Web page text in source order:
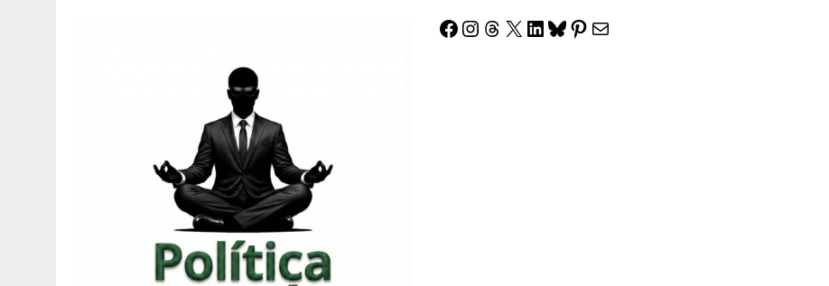
Facebook
Instagram
Threads
X LinkedIn
Bluesky
Pinterest
Correo electrónico